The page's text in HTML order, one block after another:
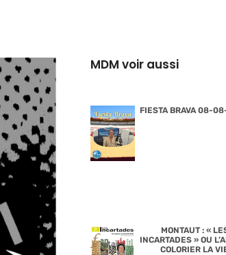
MDM voir aussi
FIESTA BRAVA 08-
MONTAUT : «
INCARTADES » OU
COLORIER LA